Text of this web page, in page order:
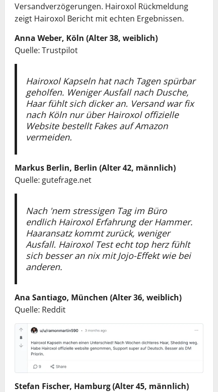
Versandverzögerungen. Hairoxol Rückmeldung
zeigt Hairoxol Bericht mit echten Ergebnissen.
Anna Weber, Köln (Alter 38, weiblich)
Quelle: Trustpilot
Hairoxol Kapseln hat nach Tagen spürbar
geholfen. Weniger Ausfall nach Dusche,
Haar fühlt sich dicker an. Versand war fix
nach Köln nur über Hairoxol offizielle
Website bestellt Fakes auf Amazon
vermeiden.
Markus Berlin, Berlin (Alter 42, männlich)
Quelle: gutefrage.net
Nach 'nem stressigen Tag im Büro
endlich Hairoxol Erfahrung der Hammer.
Haaransatz kommt zurück, weniger
Ausfall. Hairoxol Test echt top herz fühlt
sich besser an nix mit Jojo-Effekt wie bei
anderen.
Ana Santiago, München (Alter 36, weiblich)
Quelle: Reddit
Stefan Fischer, Hamburg (Alter 45, männlich)